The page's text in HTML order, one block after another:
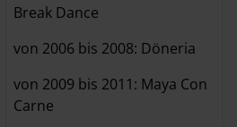
Break Dance
von 2006 bis 2008: Döneria
von 2009 bis 2011: Maya Con
Carne